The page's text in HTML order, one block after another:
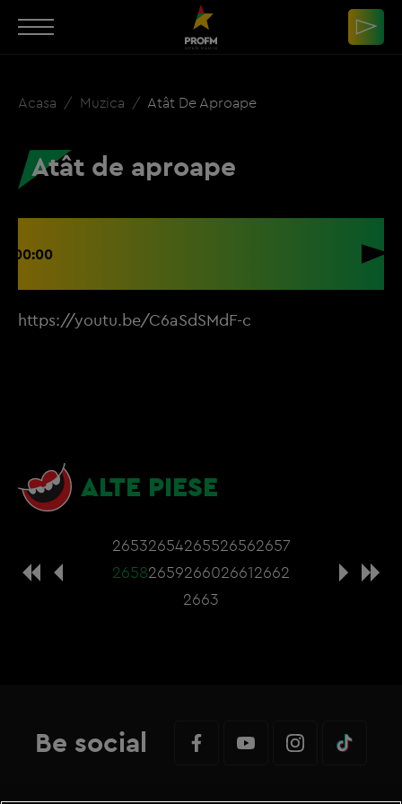
Acasa Muzica Atât De Aproape
Atât de aproape
00:00
https://youtu.be/C6aSdSMdF-c
ALTE PIESE
26532654265526562657
26582659266026612662
2663
Be social